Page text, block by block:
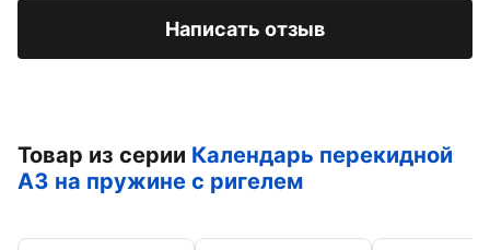
Написать отзыв
Товар из серии Календарь перекидной
А3 на пружине с ригелем